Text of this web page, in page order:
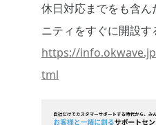
休日対応までをも含
ニティをすぐに開設す
https://
tml